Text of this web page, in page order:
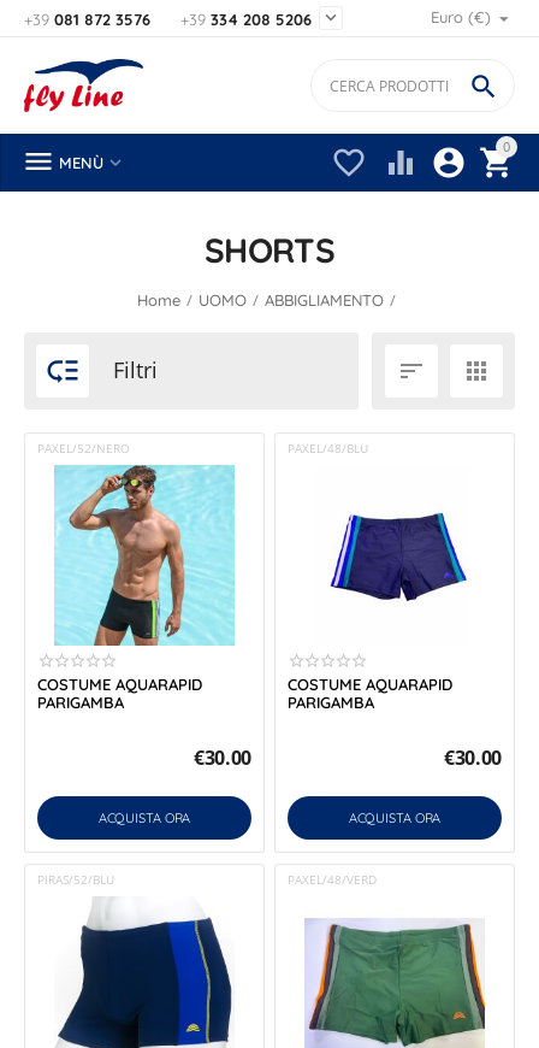
Euro (€)
+39 334 208 5206
+39 081 872 3576 
0


 

 MENÙ 
SHORTS
Home / UOMO / ABBIGLIAMENTO /
 Filtri  
PAXEL/52/NERO
COSTUME AQUARAPID
PARIGAMBA
€30.00
ACQUISTA ORA
PAXEL/48/BLU
COSTUME AQUARAPID
PARIGAMBA
€30.00
ACQUISTA ORA
PIRAS/52/BLU PAXEL/48/VERD